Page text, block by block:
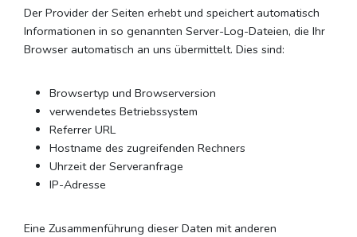
Der Provider der Seiten erhebt und speichert automatisch
Informationen in so genannten Server-Log-Dateien, die Ihr
Browser automatisch an uns übermittelt. Dies sind:
Browsertyp und Browserversion
verwendetes Betriebssystem
Referrer URL
Hostname des zugreifenden Rechners
Uhrzeit der Serveranfrage
IP-Adresse
Eine Zusammenführung dieser Daten mit anderen